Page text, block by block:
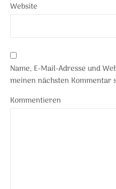
Website
Name, E-Mail-Adresse und
meinen nächsten Kommentar
Kommentieren